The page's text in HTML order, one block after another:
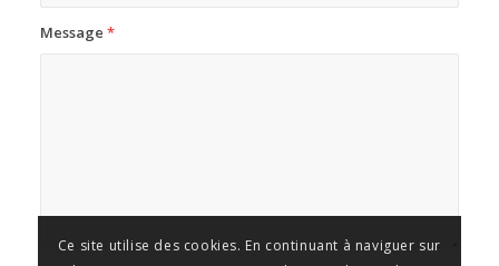
Message *
Ce site utilise des cookies. En continuant à naviguer sur